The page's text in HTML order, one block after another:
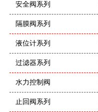
安全阀系列
隔膜阀系列
液位计系列
过滤器系列
水力控制阀
止回阀系列